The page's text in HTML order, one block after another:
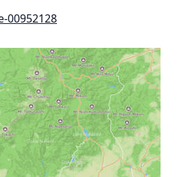
00952128